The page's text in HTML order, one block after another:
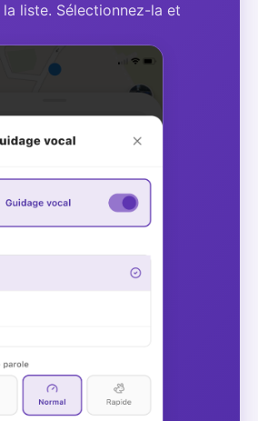
liste. Sélectionnez-la et